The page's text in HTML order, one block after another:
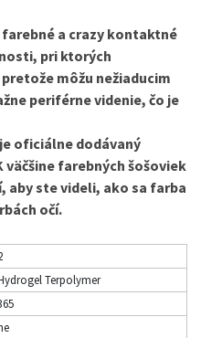
a crazy kontaktné
pri ktorých
môžu nežiaducim
periférne videnie, čo je
oficiálne dodávaný
väčšine farebných šošoviek
aby ste videli, ako sa farba
očí.
Terpolymer